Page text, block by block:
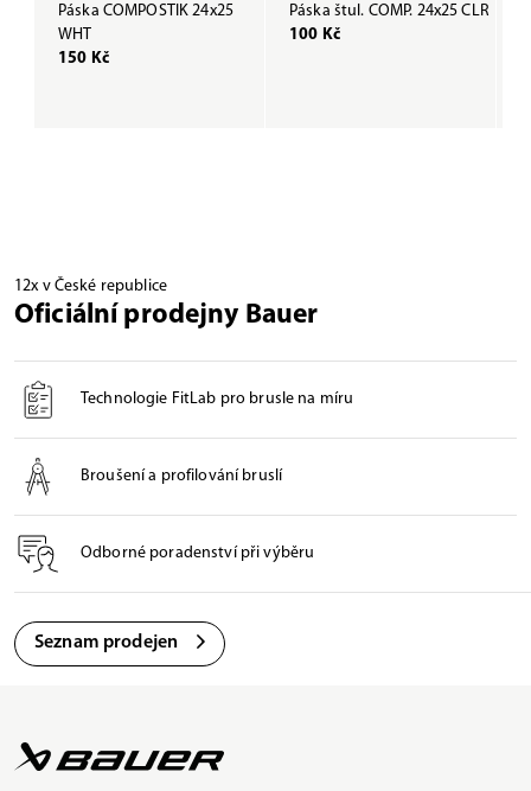
Páska COMPOSTIK 24x25
WHT
150 Kč
Páska štul. COMP. 24x25 CLR
100 Kč
12x v České republice
Oficiální prodejny Bauer
Technologie FitLab pro brusle na míru
Broušení a profilování bruslí
Odborné poradenství při výběru
Seznam prodejen